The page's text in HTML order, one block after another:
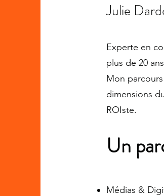
Julie
Experte en
plus de 20
Mon
dimensions
ROIste.
Un
Médias &